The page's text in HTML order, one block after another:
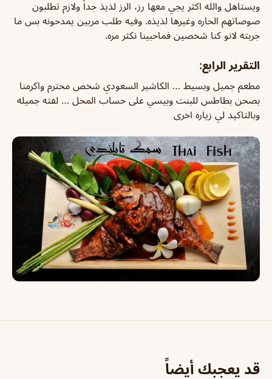
ويستاهل والله اكثر يجي معها رز، الرز لذيذ جداً ولازم تطلبون
صوصاتهم الحاره وغيرها لذيذه. وفيه طلب مربين يمدحونه بس ما
جربته لانو كنا شخصين فماحبينا نكثر مره.
التقرير الرابع:
مطعم جميل وبسيط … الكاشير السعودي شخص محترم واكرمنا
بصحن بطاطس للبنت وبيسي على حساب المحل … لفته جميله
وبالتاكيد لي زياره اخرى
قد يعجبك أيضاً